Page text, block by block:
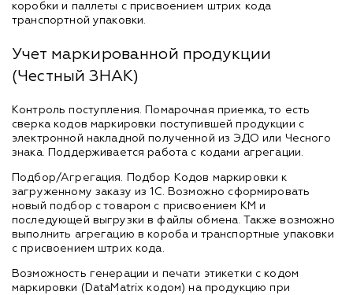
коробки и паллеты с присвоением штрих кода
транспортной упаковки.
Учет маркированной продукции
(Честный ЗНАК)
Контроль поступления. Помарочная приемка, то есть
сверка кодов маркировки поступившей продукции с
электронной накладной полученной из ЭДО или Чесного
знака. Поддерживается работа с кодами агрегации.
Подбор/Агрегация. Подбор Кодов маркировки к
загруженному заказу из 1С. Возможно сформировать
новый подбор с товаром с присвоением КМ и
последующей выгрузки в файлы обмена. Также возможно
выполнить агрегацию в короба и транспортные упаковки
с присвоением штрих кода.
Возможность генерации и печати этикетки с кодом
маркировки (DataMatrix кодом) на продукцию при